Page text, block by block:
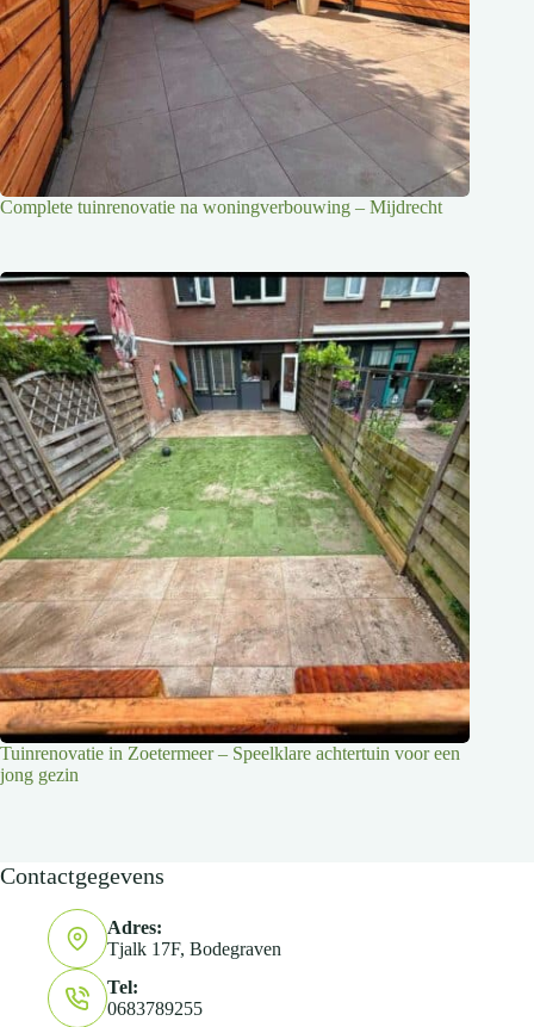
Complete tuinrenovatie na woningverbouwing – Mijdrecht
Tuinrenovatie in Zoetermeer – Speelklare achtertuin voor een
jong gezin
Contactgegevens
Adres:
Tjalk 17F, Bodegraven
Tel:
0683789255